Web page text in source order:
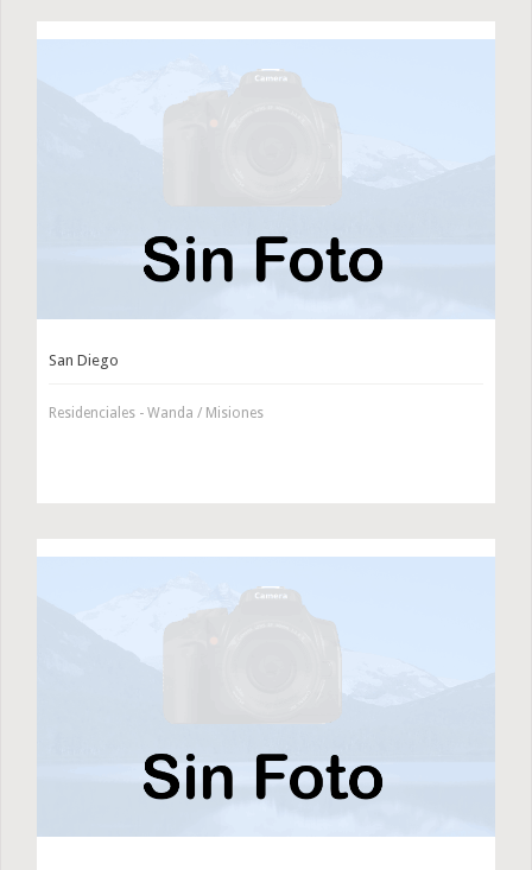
San Diego
Residenciales - Wanda / Misiones